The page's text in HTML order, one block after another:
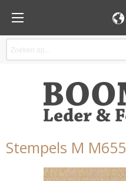
Stempels M M655